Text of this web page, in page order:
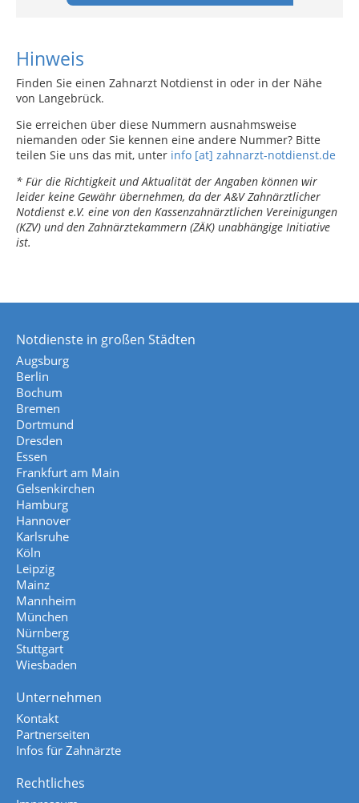
Hinweis
Finden Sie einen Zahnarzt Notdienst in oder in der Nähe
von Langebrück.
Sie erreichen über diese Nummern ausnahmsweise
niemanden oder Sie kennen eine andere Nummer? Bitte
teilen Sie uns das mit, unter info [at] zahnarzt-notdienst.de
* Für die Richtigkeit und Aktualität der Angaben können wir
leider keine Gewähr übernehmen, da der A&V Zahnärztlicher
Notdienst e.V. eine von den Kassenzahnärztlichen Vereinigungen
(KZV) und den Zahnärztekammern (ZÄK) unabhängige Initiative
ist.
Notdienste in großen Städten
Augsburg
Berlin
Bochum
Bremen
Dortmund
Dresden
Essen
Frankfurt am Main
Gelsenkirchen
Hamburg
Hannover
Karlsruhe
Köln
Leipzig
Mainz
Mannheim
München
Nürnberg
Stuttgart
Wiesbaden
Unternehmen
Kontakt
Partnerseiten
Infos für Zahnärzte
Rechtliches